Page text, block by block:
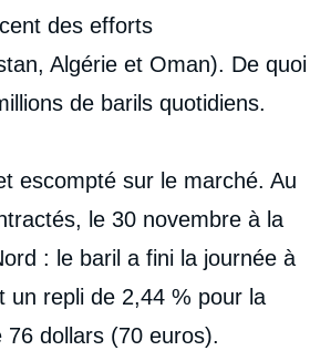
des efforts
Algérie et Oman). De quoi
de barils quotidiens.
escompté sur le marché. Au
le 30 novembre à la
: le baril a fini la journée à
un repli de 2,44 % pour la
dollars (70 euros).